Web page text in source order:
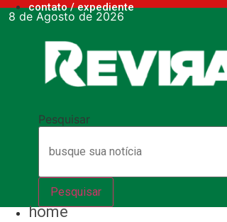
contato / expediente
8 de Agosto de 2026
Pesquisar
Pesquisar
home